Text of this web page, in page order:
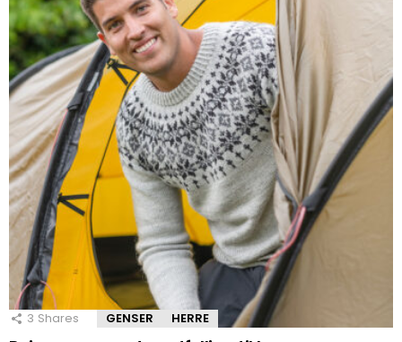
3 Shares GENSER HERRE